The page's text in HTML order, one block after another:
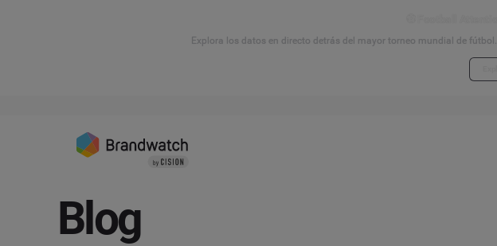
Explora los datos en directo detrás del mayor torneo mundial de fútbol.
Blog